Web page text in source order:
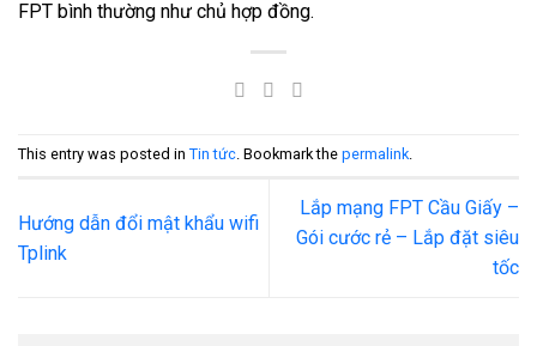
FPT bình thường như chủ hợp đồng.
This entry was posted in Tin tức. Bookmark the permalink.
Hướng dẫn đổi mật khẩu wifi
Tplink
Lắp mạng FPT Cầu Giấy –
Gói cước rẻ – Lắp đặt siêu
tốc